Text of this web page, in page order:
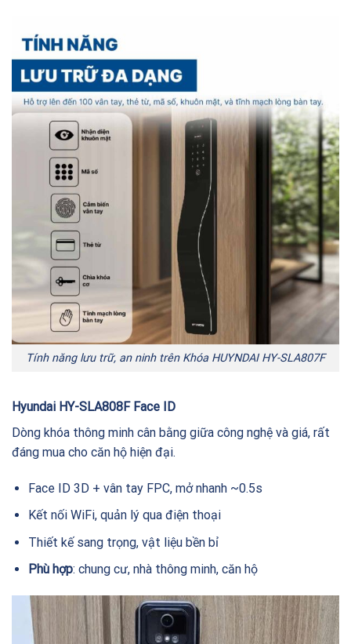
Tính năng lưu trữ, an ninh trên Khóa HUYNDAI HY-SLA807F
Hyundai HY-SLA808F Face ID
Dòng khóa thông minh cân bằng giữa công nghệ và giá, rất
đáng mua cho căn hộ hiện đại.
Face ID 3D + vân tay FPC, mở nhanh ~0.5s
Kết nối WiFi, quản lý qua điện thoại
Thiết kế sang trọng, vật liệu bền bỉ
Phù hợp: chung cư, nhà thông minh, căn hộ